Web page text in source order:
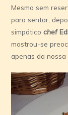
Mesmo sem
para sentar,
simpáticochef
mostrou-se
apenas da nossa